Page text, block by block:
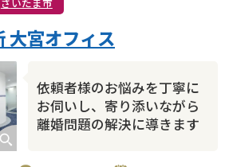
国際離婚
内縁の夫婦
依頼者様のお悩みを丁寧に
お伺いし、寄り添いながら
離婚問題の解決に導きます
大宮オフィス